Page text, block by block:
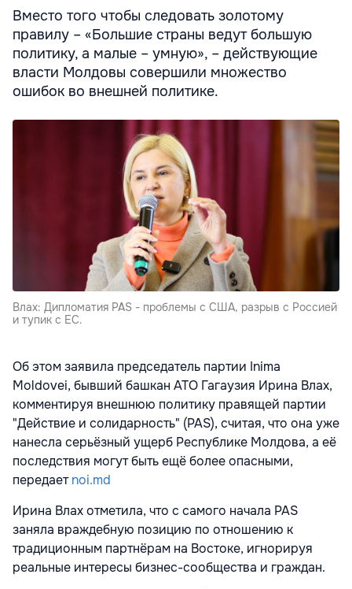
Вместо того чтобы следовать золотому
правилу – «Большие страны ведут большую
политику, а малые – умную», – действующие
власти Молдовы совершили множество
ошибок во внешней политике.
Влах: Дипломатия PAS - проблемы с США, разрыв с Россией
и тупик с ЕС.
Об этом заявила председатель партии Inima
Moldovei, бывший башкан АТО Гагаузия Ирина Влах,
комментируя внешнюю политику правящей партии
"Действие и солидарность" (PAS), считая, что она уже
нанесла серьёзный ущерб Республике Молдова, а её
последствия могут быть ещё более опасными,
передаетnoi.md
Ирина Влах отметила, что с самого начала PAS
заняла враждебную позицию по отношению к
традиционным партнёрам на Востоке, игнорируя
реальные интересы бизнес-сообщества и граждан.